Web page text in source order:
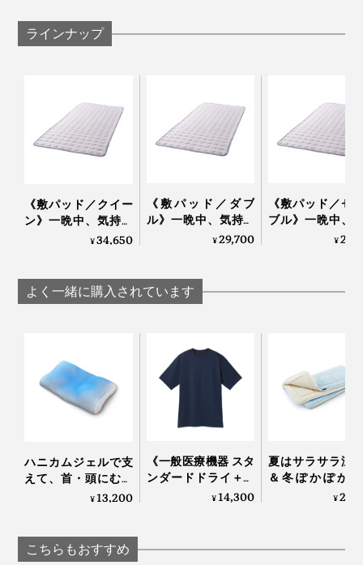
下がってきても大丈夫。
パラフィンワックスが、ため込んだ熱を少しずつ出し
す。
『The ICE 27』で、寝苦しかった夏に、さようなら！
たくさんの寝返りによっておこる摩擦や、洗濯をくり返
すことによる耐久性も、職人たちがチェックすること
本品は、掛布団のシングルサイズです。
写真は「掛布団／セミダブル」
『The ICE 27』の
といっしょに使うと、全身が
暑がりの家族に、体温調節が苦手な高齢のご両親に、結
婚や引越しの贈り物に、おすすめします。
い腕や背中が、じわじわ冷やされていくよう。
体の熱がスーッと冷めていくのと同時に、眠気がおりて
きて、あっという間に寝つける感じです。
かといって、体が冷えすぎることはなく、気持ちいいヒ
ンヤリ感。新感覚の「冷たい布団」、夏の必需品です。
ラインナップ
《敷パッド／クイー
ン》一晩中、気持ち
いいヒンヤリ感が続
団」｜The ICE 27
¥34,650
《敷パッド／ダブ
ル》一晩中、気持ち
いいヒンヤリ感が続
団」｜The ICE 27
¥29,700
《敷パッド／セ
ブル》一晩中、
ちいいヒンヤリ
¥
よく一緒に購入されています
ハニカムジェルで支
えて、首・頭にむに
ゅフィットする「ひ
¥13,200
《一般医療機器 スタ
ンダードドライ＋／
半袖トップス》サラ
¥14,300
夏はサラサラ涼
＆冬ぽかぽか
い、敷くだけ「
¥
こちらもおすすめ